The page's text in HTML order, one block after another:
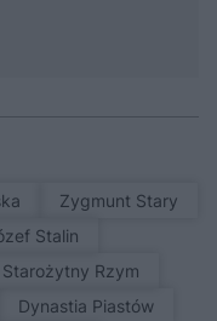
Zygmunt Stary
Stalin
Starożytny Rzym
Dynastia Piastów